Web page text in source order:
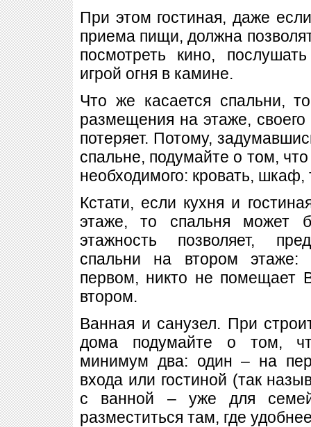
При этом гостиная, даже
приема пищи, должна
посмотреть кино,
игрой огня в камине.
Что же касается спальни,
размещения на этаже,
потеряет. Потому,
спальне, подумайте о том,
необходимого: кровать,
Кстати, если кухня и
этаже, то спальня может
этажность позволяет,
спальни на втором этаже:
первом, никто не помещает
втором.
Ванная и санузел. При
дома подумайте о том,
минимум два: один – на
входа или гостиной (так
с ванной – уже для
разместиться там, где